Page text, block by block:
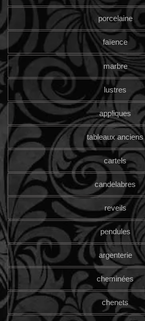
porcelaine
faïence
marbre
lustres
appliques
tableaux anciens
cartels
candelabres
reveils
pendules
argenterie
cheminées
chenets